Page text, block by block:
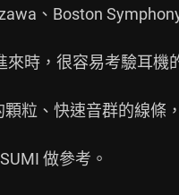
、Boston
時，很容易考驗耳機
顆粒、快速音群的線
做參考。